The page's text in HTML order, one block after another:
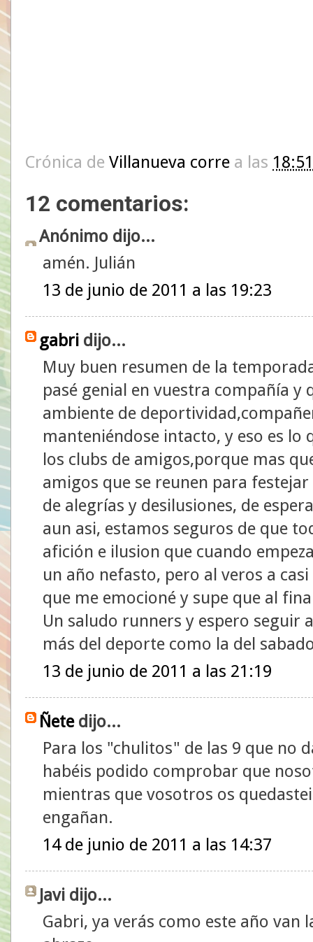
Crónica de Villanueva corre a las 18:51
12 comentarios:
Anónimo dijo...
amén. Julián
13 de junio de 2011 a las 19:23
gabri dijo...
Muy buen resumen de la
pasé genial en vuestra compañía y
ambiente de
manteniéndose intacto, y eso es lo
los clubs de amigos,porque mas
amigos que se reunen para
de alegrías y desilusiones, de
aun asi, estamos seguros de que
afición e ilusion que cuando
un año nefasto, pero al veros a
que me emocioné y supe que al
Un saludo runners y espero seguir
más del deporte como la del
13 de junio de 2011 a las 21:19
Ñetedijo...
Para los "chulitos" de las 9 que no
habéis podido comprobar que
mientras que vosotros os
engañan.
14 de junio de 2011 a las 14:37
Javi dijo...
Gabri, ya verás como este año van